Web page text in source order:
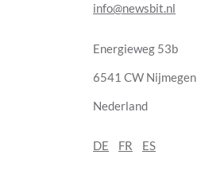
info@newsbit.nl
Energieweg 53b
6541 CW Nijmegen
Nederland
DE FR ES